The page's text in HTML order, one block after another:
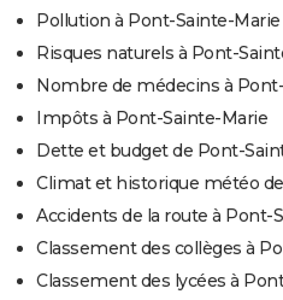
Pollution à Pont-Sainte-Marie
Risques naturels à Pont-
Nombre de médecins à
Impôts à Pont-Sainte-Marie
Dette et budget de Pont-
Climat et historique météo
Accidents de la route à Pont-
Classement des collèges à
Classement des lycées à